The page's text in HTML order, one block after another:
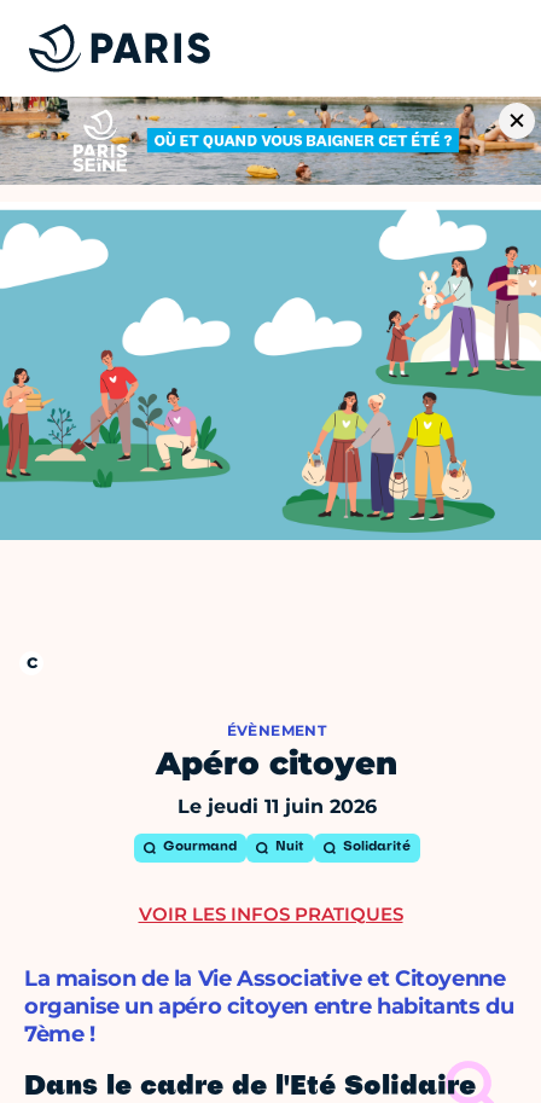
ÉVÈNEMENT
Apéro citoyen
Le jeudi 11 juin 2026
Gourmand Nuit Solidarité
La maison de la Vie Associative et Citoyenne
organise un apéro citoyen entre habitants du
7ème !
Dans le cadre de l'Eté Solidaire
VOIR LES INFOS PRATIQUES